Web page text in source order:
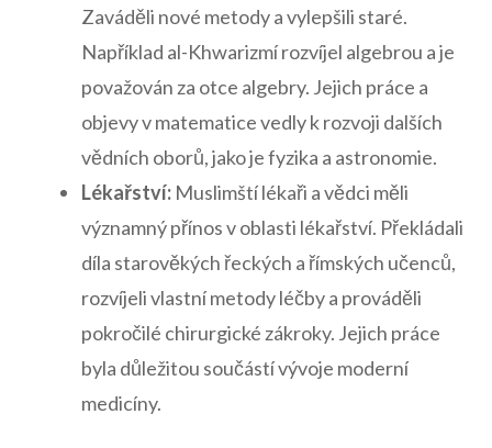
Zaváděli nové metody a vylepšili staré.
Například al-Khwarizmí rozvíjel algebrou‌ a je
považován za otce algebry. ⁤Jejich práce a
objevy v matematice vedly‍ k rozvoji dalších
vědních oborů, jako​ je fyzika a astronomie.
Lékařství: ⁢Muslimští lékaři a vědci měli
významný přínos ​v oblasti lékařství. Překládali
díla starověkých řeckých a římských učenců,
rozvíjeli vlastní metody léčby a prováděli
pokročilé chirurgické zákroky. Jejich práce
byla ⁤důležitou součástí vývoje moderní
medicíny.